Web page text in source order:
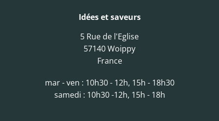
Idées et saveurs
5 Rue de l'Eglise
57140 Woippy
France
mar - ven : 10h30 - 12h, 15h - 18h30
samedi : 10h30 -12h, 15h - 18h